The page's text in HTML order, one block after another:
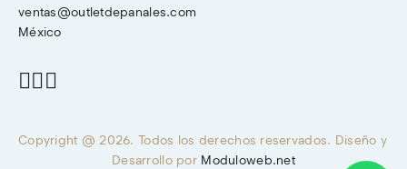
ventas@outletdepanales.com
México
Copyright @ 2026. Todos los derechos reservados. Diseño y
Desarrollo por Moduloweb.net